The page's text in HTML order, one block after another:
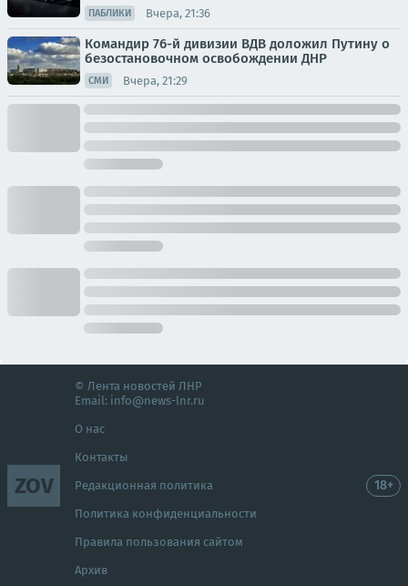
ПАБЛИКИ Вчера, 21:36
Командир 76-й дивизии ВДВ доложил Путину о
безостановочном освобождении ДНР
СМИ Вчера, 21:29
ZOV
© Лента новостей ЛНР
Email: info@news-lnr.ru
О нас
Контакты
Редакционная политика
Политика конфиденциальности
Правила пользования сайтом
Архив
18+